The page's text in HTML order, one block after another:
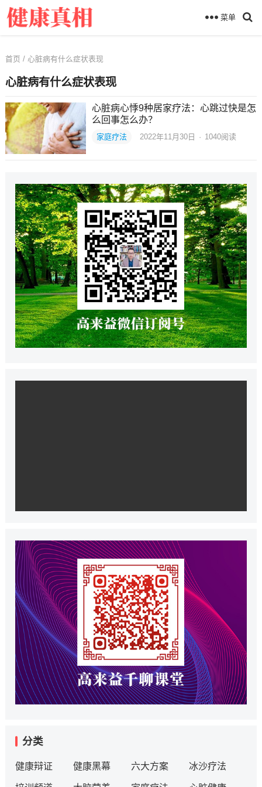
菜单
首页 / 心脏病有什么症状表现
心脏病有什么症状表现
心脏病心悸9种居家疗法：心跳过快是怎
么回事怎么办？
家庭疗法 2022年11月30日 · 1040阅读
分类
健康辩证 健康黑幕 六大方案 冰沙疗法